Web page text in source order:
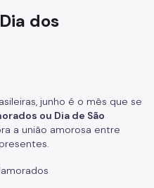
dos
junho é o mês que se
ou Dia de São
a união amorosa entre